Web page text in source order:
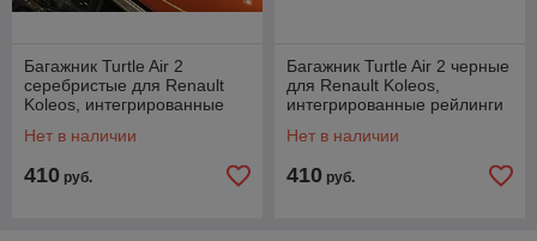
Багажник Turtle Air 2
серебристые для Renault
Koleos, интегрированные
Нет в наличии
410 руб.
Багажник Turtle Air 2 черные
для Renault Koleos,
интегрированные рейлинги
Нет в наличии
410 руб.